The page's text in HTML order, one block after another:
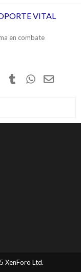
VITAL
en combate
Pinterest
TumblrWhatsApp
Email
XenForo Ltd.